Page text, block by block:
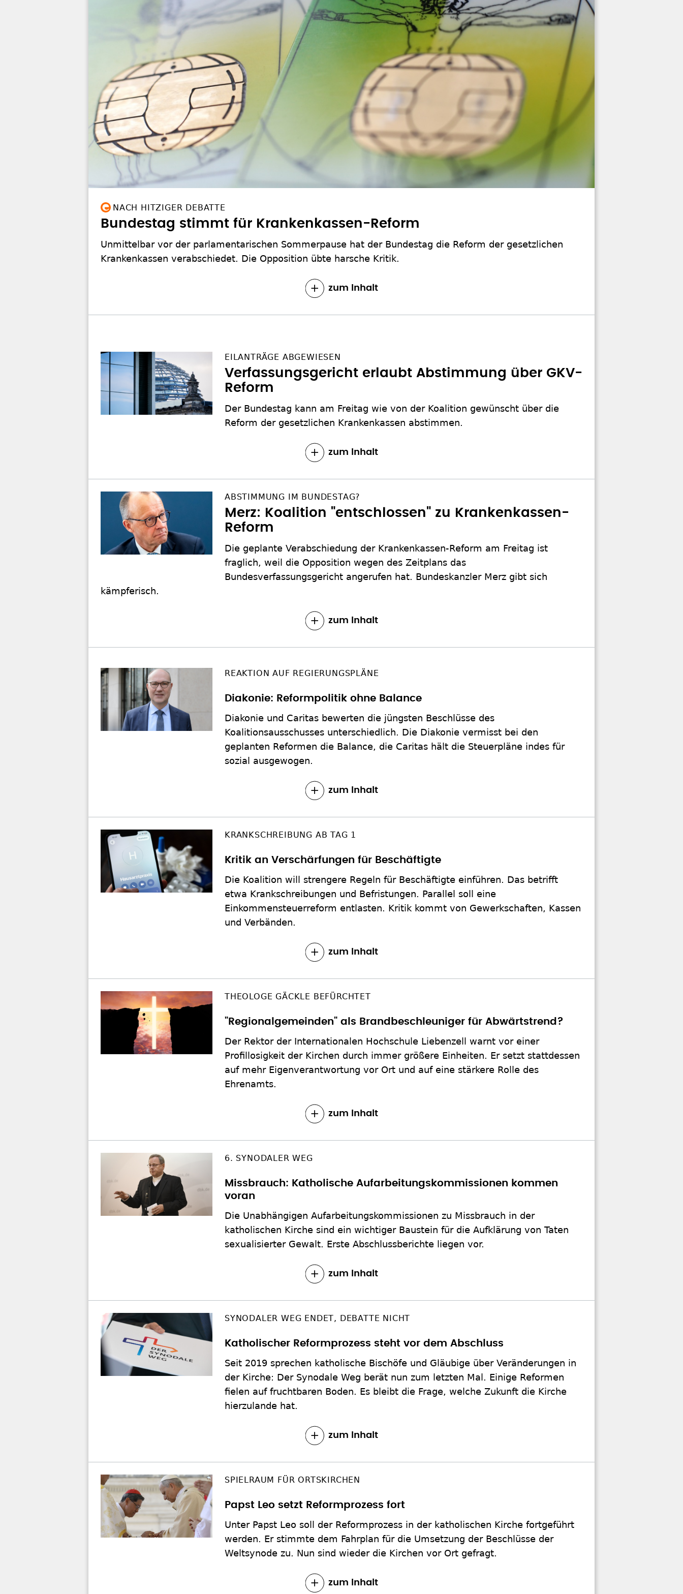
NACH HITZIGER DEBATTE
Bundestag stimmt für Krankenkassen-Reform
Unmittelbar vor der parlamentarischen Sommerpause hat der Bundestag die Reform der gesetzlichen
Krankenkassen verabschiedet. Die Opposition übte harsche Kritik.
zum Inhalt
EILANTRÄGE ABGEWIESEN
Verfassungsgericht erlaubt Abstimmung über GKV-
Reform
Der Bundestag kann am Freitag wie von der Koalition gewünscht über die
Reform der gesetzlichen Krankenkassen abstimmen.
zum Inhalt
ABSTIMMUNG IM BUNDESTAG?
Merz: Koalition "entschlossen" zu Krankenkassen-
Reform
Die geplante Verabschiedung der Krankenkassen-Reform am Freitag ist
fraglich, weil die Opposition wegen des Zeitplans das
Bundesverfassungsgericht angerufen hat. Bundeskanzler Merz gibt sich
kämpferisch.
zum Inhalt
REAKTION AUF REGIERUNGSPLÄNE
Diakonie: Reformpolitik ohne Balance
Diakonie und Caritas bewerten die jüngsten Beschlüsse des
Koalitionsausschusses unterschiedlich. Die Diakonie vermisst bei den
geplanten Reformen die Balance, die Caritas hält die Steuerpläne indes für
sozial ausgewogen.
zum Inhalt
KRANKSCHREIBUNG AB TAG 1
Kritik an Verschärfungen für Beschäftigte
Die Koalition will strengere Regeln für Beschäftigte einführen. Das betrifft
etwa Krankschreibungen und Befristungen. Parallel soll eine
Einkommensteuerreform entlasten. Kritik kommt von Gewerkschaften, Kassen
und Verbänden.
zum Inhalt
THEOLOGE GÄCKLE BEFÜRCHTET
"Regionalgemeinden" als Brandbeschleuniger für Abwärtstrend?
Der Rektor der Internationalen Hochschule Liebenzell warnt vor einer
Profillosigkeit der Kirchen durch immer größere Einheiten. Er setzt stattdessen
auf mehr Eigenverantwortung vor Ort und auf eine stärkere Rolle des
Ehrenamts.
zum Inhalt
6. SYNODALER WEG
Missbrauch: Katholische Aufarbeitungskommissionen kommen
voran
Die Unabhängigen Aufarbeitungskommissionen zu Missbrauch in der
katholischen Kirche sind ein wichtiger Baustein für die Aufklärung von Taten
sexualisierter Gewalt. Erste Abschlussberichte liegen vor.
zum Inhalt
SYNODALER WEG ENDET, DEBATTE NICHT
Katholischer Reformprozess steht vor dem Abschluss
Seit 2019 sprechen katholische Bischöfe und Gläubige über Veränderungen in
der Kirche: Der Synodale Weg berät nun zum letzten Mal. Einige Reformen
fielen auf fruchtbaren Boden. Es bleibt die Frage, welche Zukunft die Kirche
hierzulande hat.
zum Inhalt
SPIELRAUM FÜR ORTSKIRCHEN
Papst Leo setzt Reformprozess fort
Unter Papst Leo soll der Reformprozess in der katholischen Kirche fortgeführt
werden. Er stimmte dem Fahrplan für die Umsetzung der Beschlüsse der
Weltsynode zu. Nun sind wieder die Kirchen vor Ort gefragt.
zum Inhalt